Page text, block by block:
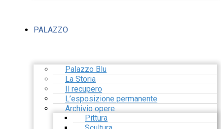
PALAZZO
Palazzo Blu
La Storia
Il recupero
L’esposizione permanente
Archivio opere
Pittura